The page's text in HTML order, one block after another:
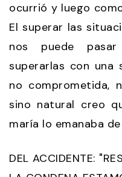
ocurrió y luego
El superar las
nos puede
superarlas con una
no comprometida,
sino natural creo
maría lo emanaba
DEL ACCIDENTE: